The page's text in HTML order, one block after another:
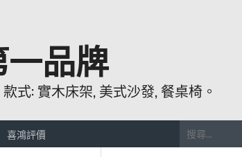
品牌
式: 實木床架, 美式沙發, 餐桌椅。
喜鴻評價